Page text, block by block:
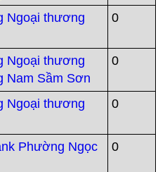
Ngoại thương
0
Ngoại thương
Nam Sầm Sơn
0
Ngoại thương
0
Phường Ngọc
0